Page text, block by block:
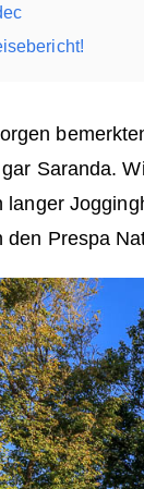
Saranda.
langer
den Prespa